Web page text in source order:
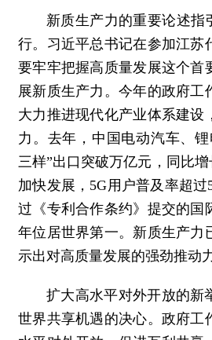
新质生产力的重要论述指
行。习近平总书记在参加江苏
要牢牢把握高质量发展这个首
展新质生产力。今年的政府工
大力推进现代化产业体系建设
力。去年，中国电动汽车、
三样”出口突破万亿元，同比
加快发展，5G用户普及率超过
过《专利合作条约》提交的国
年位居世界第一。新质生产力
示出对高质量发展的强劲推动
扩大高水平对外开放的新
世界共享机遇的决心。政府工